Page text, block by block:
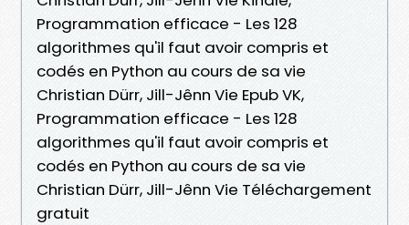
Programmation efficace - Les 128
algorithmes qu'il faut avoir compris et
codés en Python au cours de sa vie
Christian Dürr, Jill-Jênn Vie Epub VK,
Programmation efficace - Les 128
algorithmes qu'il faut avoir compris et
codés en Python au cours de sa vie
Christian Dürr, Jill-Jênn Vie Téléchargement
gratuit